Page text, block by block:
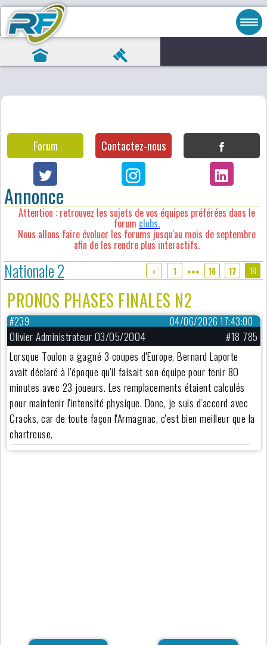
Forum Contactez-nous
Annonce
Attention : retrouvez les sujets de vos équipes préférées dans le
forum clubs.
Nous allons faire évoluer les forums jusqu'au mois de septembre
afin de les rendre plus interactifs.
Nationale 2 1 ●●● 16 17 18
PRONOS PHASES FINALES N2
04/06/2026 17:43:00
#239
Olivier Administrateur 03/05/2004
#18 785
Lorsque Toulon a gagné 3 coupes d'Europe, Bernard Laporte
avait déclaré à l'époque qu'il faisait son équipe pour tenir 80
minutes avec 23 joueurs. Les remplacements étaient calculés
pour maintenir l'intensité physique. Donc, je suis d'accord avec
Cracks, car de toute façon l'Armagnac, c'est bien meilleur que la
chartreuse.